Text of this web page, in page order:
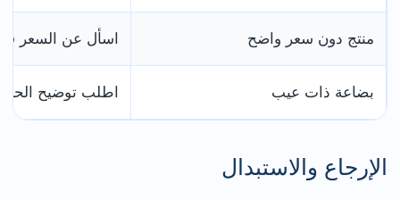
منتج دون سعر واضح اسأل عن السعر
بضاعة ذات عيب اطلب توضيح
الإرجاع والاستبدال